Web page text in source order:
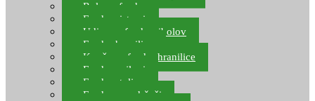
Role za feeder
Feeder sistemi
Udice za feeder ribolov
Feeder hranilice
Kopče za feeder hranilice
Feeder najloni
Feeder stolice
Feeder arm držači